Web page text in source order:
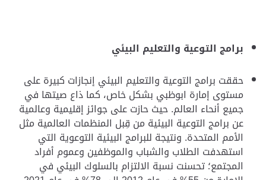
برامج التوعية والتعليم البيئي
حققت برامج التوعية والتعليم البيئي إنجازات كبيرة على
مستوى إمارة ابوظبي بشكل خاص، كما ذاع صيتها في
جميع أنحاء العالم. حيث حازت على جوائز إقليمية وعالمية
عن برامج التوعية البيئية من قِبل المنظمات العالمية مثل
الأمم المتحدة. ونتيجة للبرامج البيئية التوعوية التي
استهدفت الطلاب والشباب والموظفين وعموم أفراد
المجتمع؛ تحسنت نسبة الالتزام بالسلوك البيئي في